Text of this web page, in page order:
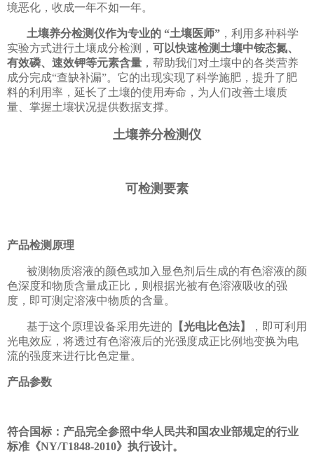
境恶化，收成一年不如一年。
土壤养分检测仪作为专业的 “土壤医师” ，利用多种科学
实验方式进行土壤成分检测， 可以快速检测土壤中铵态氮、
有效磷、速效钾等元素含量 ，帮助我们对土壤中的各类营养
成分完成“查缺补漏”。它的出现实现了科学施肥，提升了肥
料的利用率，延长了土壤的使用寿命，为人们改善土壤质
量、掌握土壤状况提供数据支撑。
土壤养分检测仪
可检测要素
产品检测原理
被测物质溶液的颜色或加入显色剂后生成的有色溶液的颜
色深度和物质含量成正比，则根据光被有色溶液吸收的强
度，即可测定溶液中物质的含量。
基于这个原理设备采用先进的 【光电比色法】
，即可利用
光电效应，将透过有色溶液后的光强度成正比例地变换为电
流的强度来进行比色定量。
产品参数
符合国标：产品完全参照中华人民共和国农业部规定的行业
标准《NY/T1848-2010》执行设计。